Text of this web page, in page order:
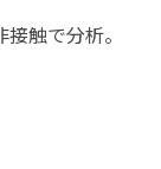
触で分析。